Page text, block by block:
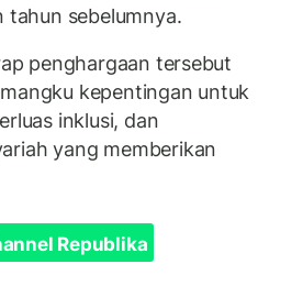
tahun sebelumnya.
penghargaan tersebut
kepentingan untuk
inklusi, dan
yang memberikan
Republika